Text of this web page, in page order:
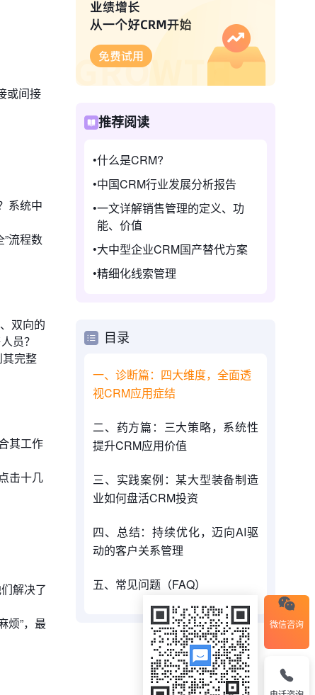
或间接
系统中
流程数
双向的
员？
完整
其工作
击十几
解决了
烦”，最
推荐阅读
什么是CRM?
中国CRM行业发展分析报告
一文详解销售管理的定义、功
能、价值
大中型企业CRM国产替代方案
精细化线索管理
目录
一、诊断篇：四大维度，全面透
视CRM应用症结
二、药方篇：三大策略，系统性
提升CRM应用价值
三、实践案例：某大型装备制造
业如何盘活CRM投资
四、总结：持续优化，迈向AI驱
动的客户关系管理
五、常见问题（FAQ）
微信咨询